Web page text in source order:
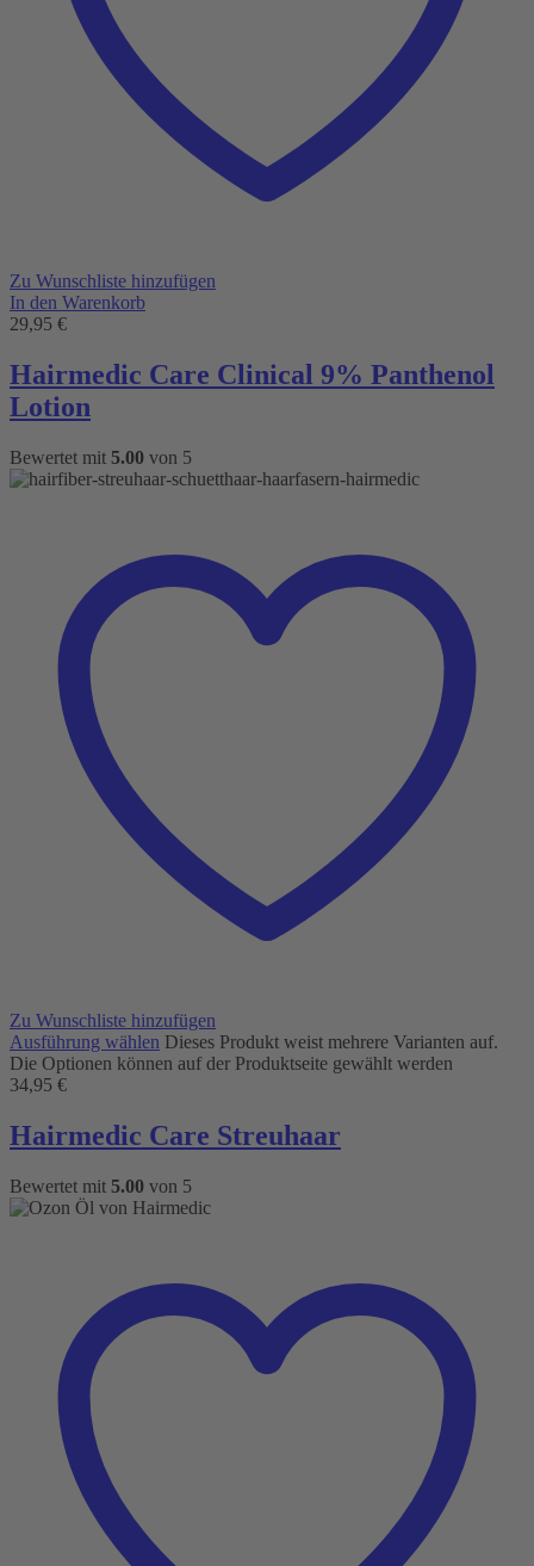
Zu Wunschliste hinzufügen
In den Warenkorb
29,95 €
Hairmedic Care Clinical 9% Panthenol
Lotion
Bewertet mit 5.00 von 5
Zu Wunschliste hinzufügen
Ausführung wählen Dieses Produkt weist mehrere Varianten auf.
Die Optionen können auf der Produktseite gewählt werden
34,95 €
Hairmedic Care Streuhaar
Bewertet mit 5.00 von 5